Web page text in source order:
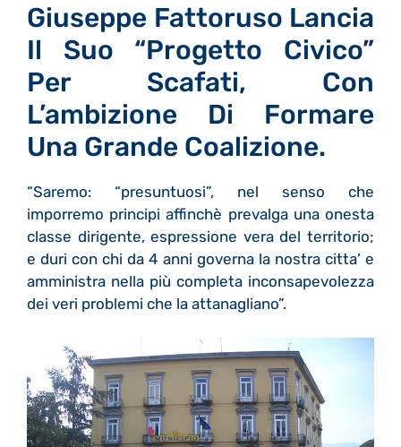
Giuseppe Fattoruso Lancia
Il Suo “Progetto Civico”
Per Scafati, Con
L’ambizione Di Formare
Una Grande Coalizione.
“Saremo: “presuntuosi”, nel senso che
imporremo principi affinchè prevalga una onesta
classe dirigente, espressione vera del territorio;
e duri con chi da 4 anni governa la nostra citta’ e
amministra nella più completa inconsapevolezza
dei veri problemi che la attanagliano”.